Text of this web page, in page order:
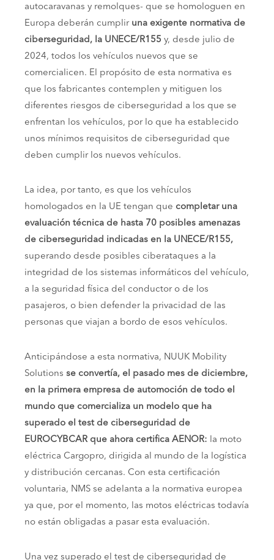
autocaravanas y remolques- que se homologuen en
Europa deberán cumplir una exigente normativa de
ciberseguridad, la UNECE/R155 y, desde julio de
2024, todos los vehículos nuevos que se
comercialicen. El propósito de esta normativa es
que los fabricantes contemplen y mitiguen los
diferentes riesgos de ciberseguridad a los que se
enfrentan los vehículos, por lo que ha establecido
unos mínimos requisitos de ciberseguridad que
deben cumplir los nuevos vehículos.
La idea, por tanto, es que los vehículos
homologados en la UE tengan que completar una
evaluación técnica de hasta 70 posibles amenazas
de ciberseguridad indicadas en la UNECE/R155,
superando desde posibles ciberataques a la
integridad de los sistemas informáticos del vehículo,
a la seguridad física del conductor o de los
pasajeros, o bien defender la privacidad de las
personas que viajan a bordo de esos vehículos.
Anticipándose a esta normativa, NUUK Mobility
Solutions se convertía, el pasado mes de diciembre,
en la primera empresa de automoción de todo el
mundo que comercializa un modelo que ha
superado el test de ciberseguridad de
EUROCYBCAR que ahora certifica AENOR: la moto
eléctrica Cargopro, dirigida al mundo de la logística
y distribución cercanas. Con esta certificación
voluntaria, NMS se adelanta a la normativa europea
ya que, por el momento, las motos eléctricas todavía
no están obligadas a pasar esta evaluación.
Una vez superado el test de ciberseguridad de